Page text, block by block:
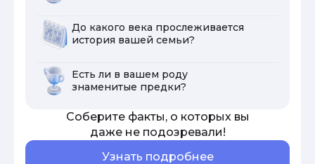
До какого века прослеживается
история вашей семьи?
Есть ли в вашем роду
знаменитые предки?
Соберите факты, о которых вы
даже не подозревали!
Узнать подробнее